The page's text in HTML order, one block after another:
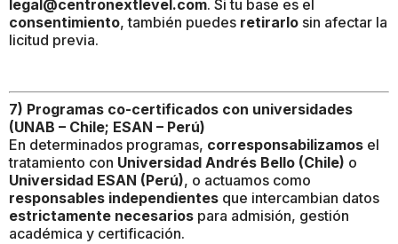
legal@centronextlevel.com. Si tu base es el
consentimiento, también puedes retirarlo sin afectar la
licitud previa.
7) Programas co-certificados con universidades
(UNAB – Chile; ESAN – Perú)
En determinados programas, corresponsabilizamos el
tratamiento con Universidad Andrés Bello (Chile) o
Universidad ESAN (Perú), o actuamos como
responsables independientes que intercambian datos
estrictamente necesarios para admisión, gestión
académica y certificación.